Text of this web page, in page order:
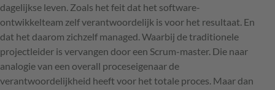
dagelijkse leven. Zoals het feit dat het software-
ontwikkelteam zelf verantwoordelijk is voor het resultaat. En
dat het daarom zichzelf managed. Waarbij de traditionele
projectleider is vervangen door een Scrum-master. Die naar
analogie van een overall proceseigenaar de
verantwoordelijkheid heeft voor het totale proces. Maar dan